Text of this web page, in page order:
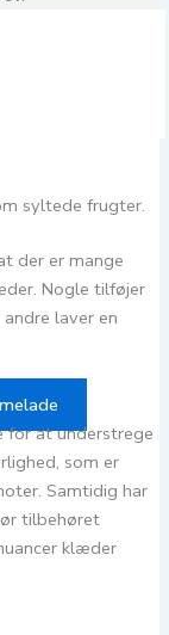
syltede frugter.
der er mange
Nogle tilføjer
laver en
for at understrege
som er
Samtidig har
tilbehøret
klæder